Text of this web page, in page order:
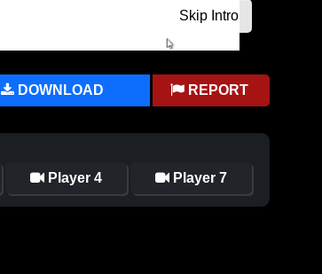
DOWNLOAD REPORT
Player 4 Player 7